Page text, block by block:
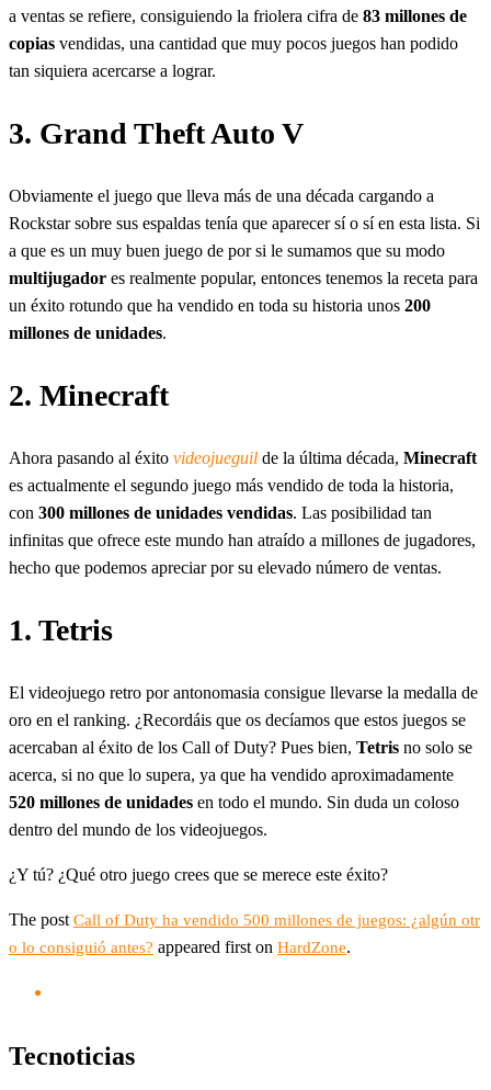
a ventas se refiere, consiguiendo la friolera cifra de 83 millones de
copias vendidas, una cantidad que muy pocos juegos han podido
tan siquiera acercarse a lograr.
3. Grand Theft Auto V
Obviamente el juego que lleva más de una década cargando a
Rockstar sobre sus espaldas tenía que aparecer sí o sí en esta lista. Si
a que es un muy buen juego de por si le sumamos que su modo
multijugador es realmente popular, entonces tenemos la receta para
un éxito rotundo que ha vendido en toda su historia unos 200
millones de unidades.
2. Minecraft
Ahora pasando al éxito videojueguil de la última década, Minecraft
es actualmente el segundo juego más vendido de toda la historia,
con 300 millones de unidades vendidas. Las posibilidad tan
infinitas que ofrece este mundo han atraído a millones de jugadores,
hecho que podemos apreciar por su elevado número de ventas.
1. Tetris
El videojuego retro por antonomasia consigue llevarse la medalla de
oro en el ranking. ¿Recordáis que os decíamos que estos juegos se
acercaban al éxito de los Call of Duty? Pues bien, Tetris no solo se
acerca, si no que lo supera, ya que ha vendido aproximadamente
520 millones de unidades en todo el mundo. Sin duda un coloso
dentro del mundo de los videojuegos.
¿Y tú? ¿Qué otro juego crees que se merece este éxito?
The post Call of Duty ha vendido 500 millones de juegos: ¿algún otr
o lo consiguió antes? appeared first on HardZone.
Tecnoticias